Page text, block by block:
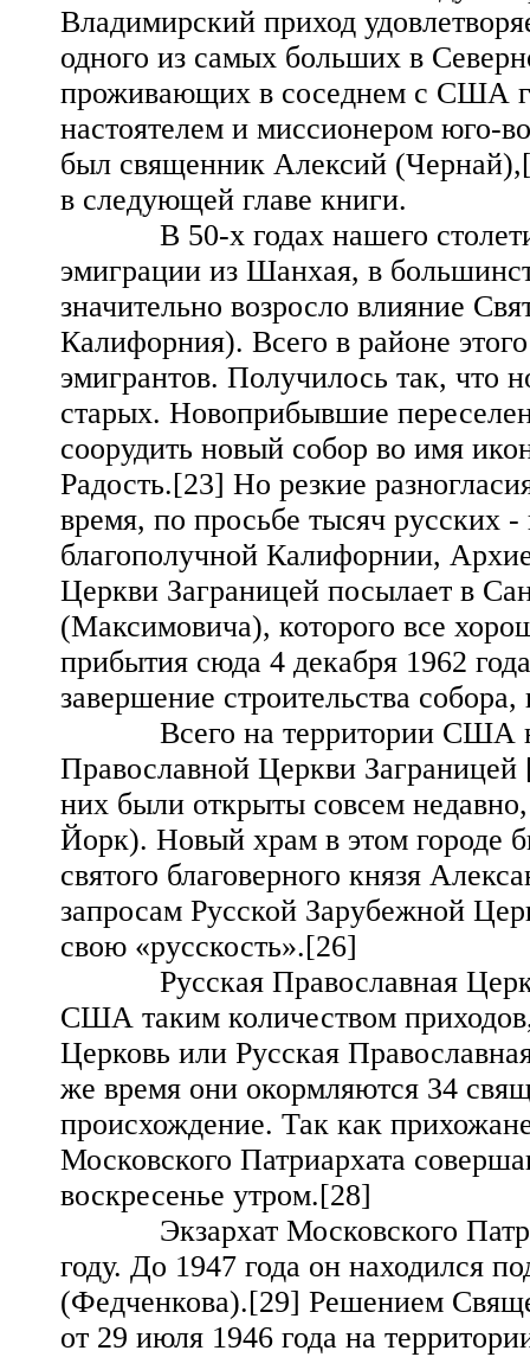
Владимирский приход
одного из самых больших в
проживающих в соседнем с США
настоятелем и миссионером юго-
был священник Алексий
в следующей главе книги.
В 50-х годах нашего
эмиграции из Шанхая, в
значительно возросло влияние
Калифорния). Всего в районе
эмигрантов. Получилось так, что
старых. Новоприбывшие
соорудить новый собор во имя
Радость.[23] Но резкие
время, по просьбе тысяч русских
благополучной Калифорнии,
Церкви Заграницей посылает в
(Максимовича), которого все
прибытия сюда 4 декабря 1962
завершение строительства
Всего на территории США
Православной Церкви
них были открыты совсем
Йорк). Новый храм в этом городе
святого благоверного князя
запросам Русской Зарубежной
свою «русскость».[26]
Русская Православная
США таким количеством
Церковь или Русская
же время они окормляются 34
происхождение. Так как
Московского Патриархата
воскресенье утром.[28]
Экзархат Московского
году. До 1947 года он находился
(Федченкова).[29] Решением
от 29 июля 1946 года на